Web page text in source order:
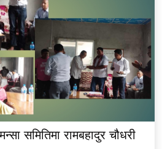
समितिमा रामबहादुर चौधरी